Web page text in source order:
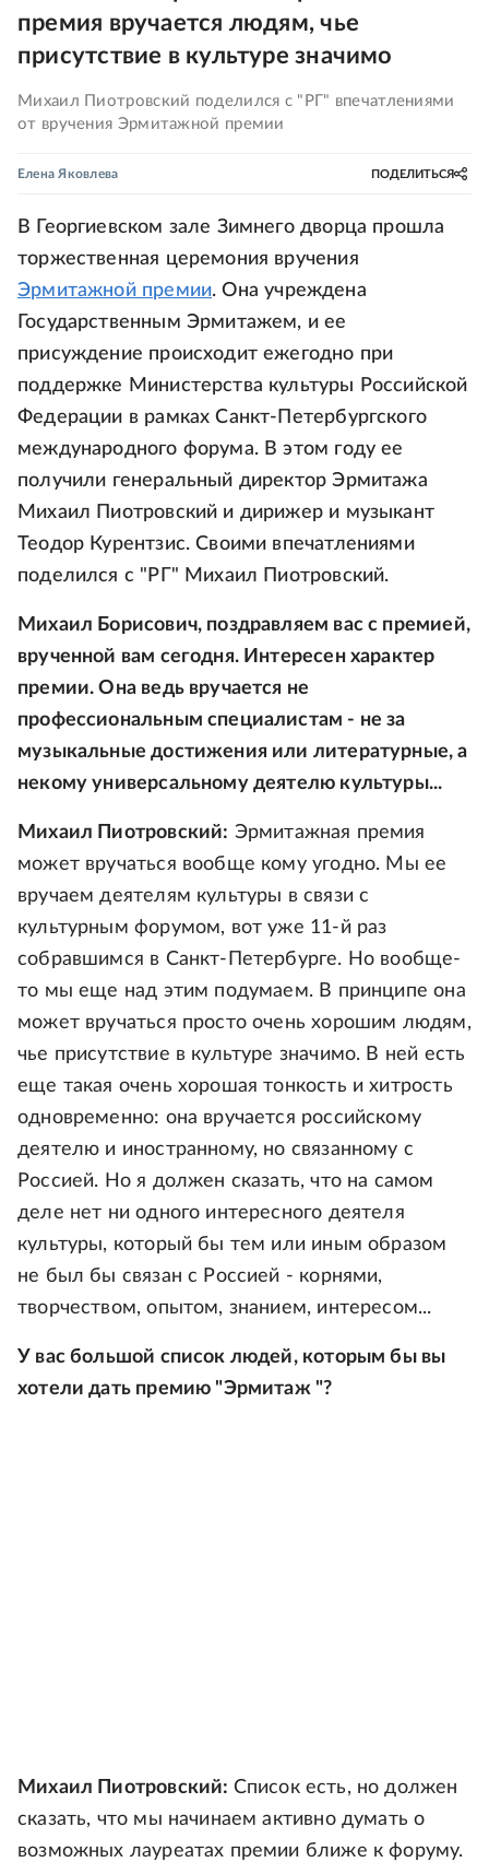
премия вручается людям, чье
присутствие в культуре значимо
Михаил Пиотровский поделился с "РГ" впечатлениями
от вручения Эрмитажной премии
Елена Яковлева ПОДЕЛИТЬСЯ
В Георгиевском зале Зимнего дворца прошла
торжественная церемония вручения
Эрмитажной премии. Она учреждена
Государственным Эрмитажем, и ее
присуждение происходит ежегодно при
поддержке Министерства культуры Российской
Федерации в рамках Санкт-Петербургского
международного форума. В этом году ее
получили генеральный директор Эрмитажа
Михаил Пиотровский и дирижер и музыкант
Теодор Курентзис. Своими впечатлениями
поделился с "РГ" Михаил Пиотровский.
Михаил Борисович, поздравляем вас с премией,
врученной вам сегодня. Интересен характер
премии. Она ведь вручается не
профессиональным специалистам - не за
музыкальные достижения или литературные, а
некому универсальному деятелю культуры...
Михаил Пиотровский: Эрмитажная премия
может вручаться вообще кому угодно. Мы ее
вручаем деятелям культуры в связи с
культурным форумом, вот уже 11-й раз
собравшимся в Санкт-Петербурге. Но вообще-
то мы еще над этим подумаем. В принципе она
может вручаться просто очень хорошим людям,
чье присутствие в культуре значимо. В ней есть
еще такая очень хорошая тонкость и хитрость
одновременно: она вручается российскому
деятелю и иностранному, но связанному с
Россией. Но я должен сказать, что на самом
деле нет ни одного интересного деятеля
культуры, который бы тем или иным образом
не был бы связан с Россией - корнями,
творчеством, опытом, знанием, интересом...
У вас большой список людей, которым бы вы
хотели дать премию "Эрмитаж "?
Михаил Пиотровский: Список есть, но должен
сказать, что мы начинаем активно думать о
возможных лауреатах премии ближе к форуму.